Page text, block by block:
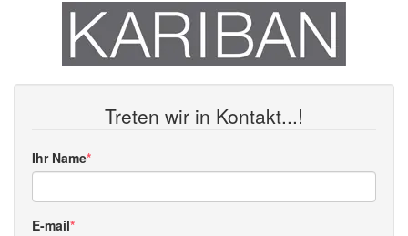
Treten wir in Kontakt...!
Ihr Name
E-mail